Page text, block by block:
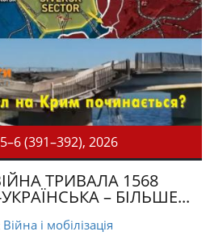
(391–392), 2026
ТРИВАЛА 1568
– БІЛЬШЕ...
Війна і мобілізація